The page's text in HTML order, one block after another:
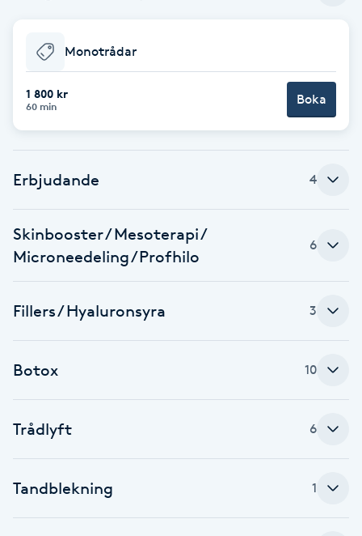
Balayage
Barnklippning
BIAB
Bottenfärg
Brynfärgning
Brynplockning
Monotrådar
1 800 kr
60 min Boka
Erbjudande 4
Skinbooster / Mesoterapi /
Microneedeling /Profhilo
6
Fillers / Hyaluronsyra 3
Botox 10
Trådlyft 6
Tandblekning 1